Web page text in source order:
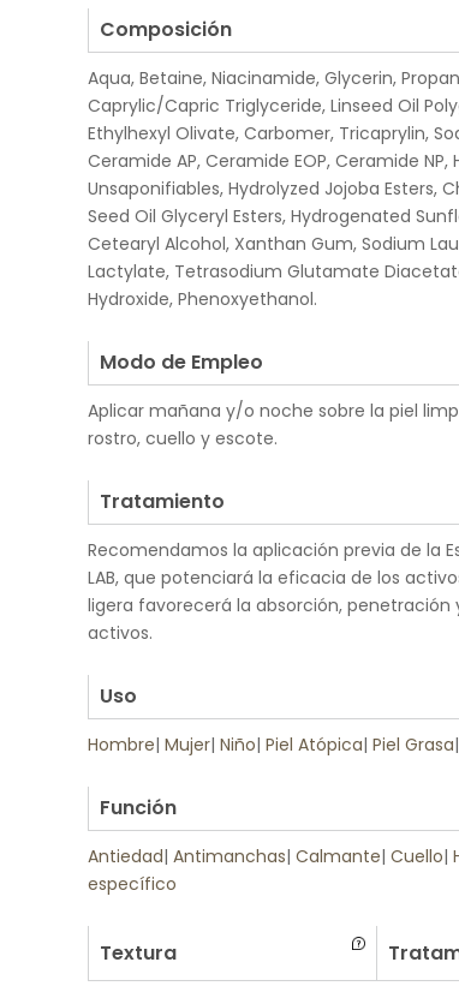
Composición
Aqua, Betaine, Niacinamide, Glycerin,
Caprylic/Capric Triglyceride, Linseed Oil
Ethylhexyl Olivate, Carbomer, Tricaprylin,
Ceramide AP, Ceramide EOP, Ceramide
Unsaponifiables, Hydrolyzed Jojoba Esters,
Seed Oil Glyceryl Esters, Hydrogenated
Cetearyl Alcohol, Xanthan Gum, Sodium
Lactylate, Tetrasodium Glutamate
Hydroxide, Phenoxyethanol.
Modo de Empleo
Aplicar mañana y/o noche sobre la piel
rostro, cuello y escote.
Tratamiento
Recomendamos la aplicación previa de la
LAB, que potenciará la eficacia de los
ligera favorecerá la absorción,
activos.
Uso
Hombre| Mujer| Niño| Piel Atópica| Piel Grasa|
Función
Antiedad| Antimanchas| Calmante| Cuello|
específico
Textura